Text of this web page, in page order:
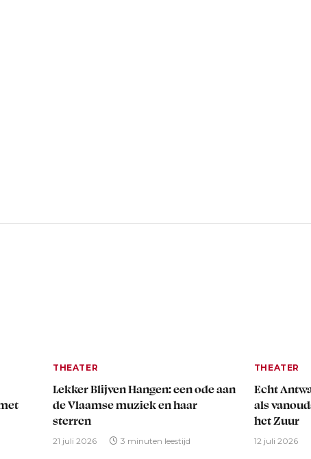
THEATER
Lekker Blijven Hangen: een ode aan
de Vlaamse muziek en haar
sterren
21 juli 2026 3 minuten leestijd
THEATER
Echt
als
het Zuur
12 juli 2026